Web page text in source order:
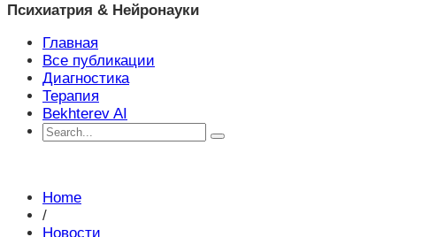
Психиатрия & Нейронауки
Главная
Все публикации
Диагностика
Терапия
Bekhterev AI
Home
/
Новости